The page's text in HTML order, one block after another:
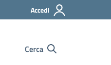
Accedi
Cerca